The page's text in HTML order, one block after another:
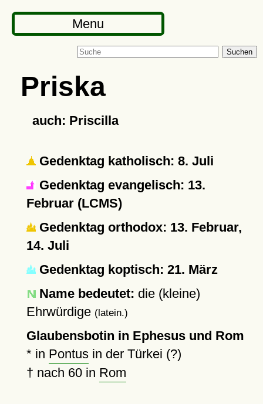
Menu
Suchen
Priska
auch: Priscilla
Gedenktag katholisch: 8. Juli
Gedenktag evangelisch: 13.
Februar (LCMS)
Gedenktag orthodox: 13. Februar,
14. Juli
Gedenktag koptisch: 21. März
Name bedeutet: die (kleine)
Ehrwürdige (latein.)
Glaubensbotin in Ephesus und Rom
* in Pontusin der Türkei (?)
† nach 60in Rom